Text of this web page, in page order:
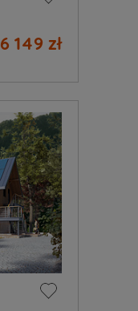
6 149 zł